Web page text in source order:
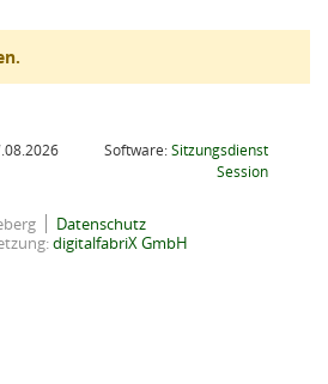
Software:Sitzungsdienst
Session(Wird in
Datenschutz
digitalfabriX GmbH